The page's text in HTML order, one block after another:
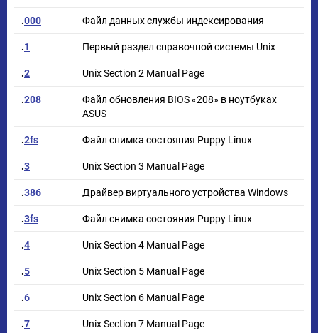
.000 Файл данных службы индексирования
.1 Первый раздел справочной системы Unix
.2 Unix Section 2 Manual Page
.208
Файл обновления BIOS «208» в ноутбуках
ASUS
.2fs Файл снимка состояния Puppy Linux
.3 Unix Section 3 Manual Page
.386 Драйвер виртуального устройства Windows
.3fs Файл снимка состояния Puppy Linux
.4 Unix Section 4 Manual Page
.5 Unix Section 5 Manual Page
.6 Unix Section 6 Manual Page
.7 Unix Section 7 Manual Page